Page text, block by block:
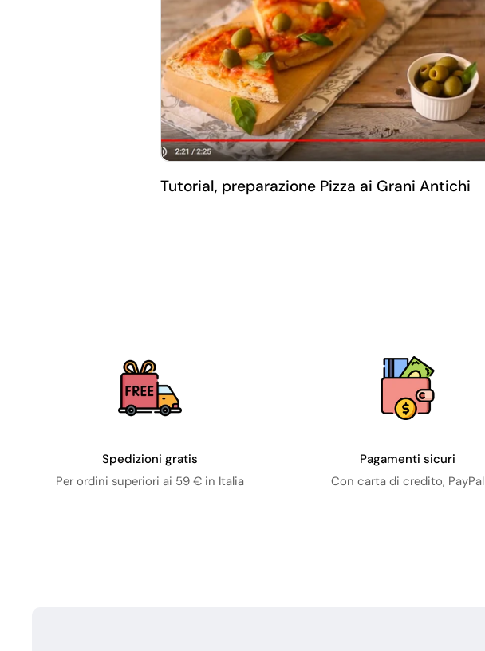
Tutorial, preparazione Pizza ai Grani Antichi
Spedizioni gratis
Per ordini superiori ai 59 € in Italia
Pagamenti sicuri
Con carta di credito, PayPal